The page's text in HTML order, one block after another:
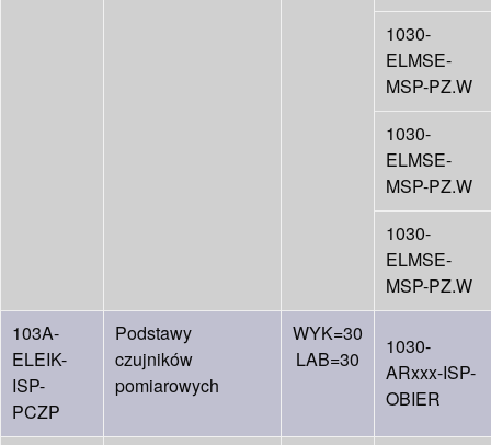
1030-
ELMSE-
MSP-PZ.W
1030-
ELMSE-
MSP-PZ.W
1030-
ELMSE-
MSP-PZ.W
103A-
ELEIK-
ISP-
PCZP
Podstawy
czujników
pomiarowych
WYK=30
LAB=30
1030-
ARxxx-ISP-
OBIER